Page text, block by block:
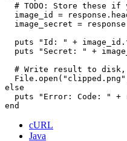
# TODO: Store these if
image_id =
image_secret =
puts "Id: " +
puts "Secret: " +
# Write result to
else
puts "Error: Code: " +
cURL
Java